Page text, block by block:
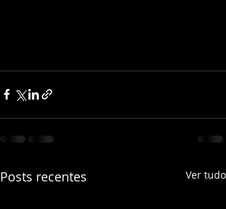
Posts recentes Ver tudo